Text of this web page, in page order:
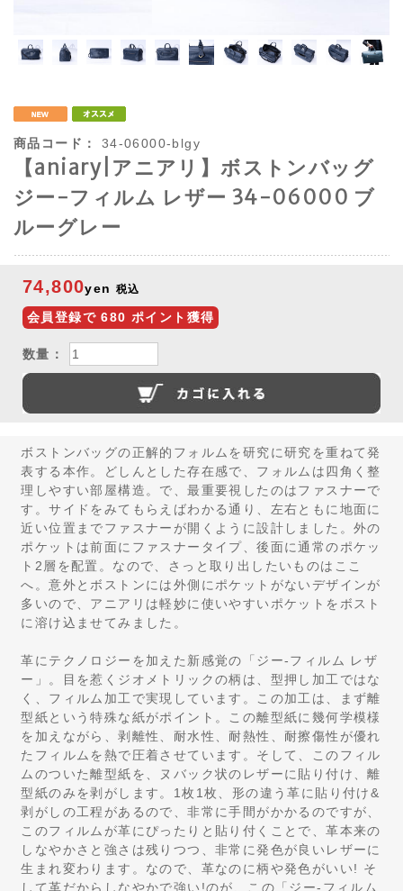
商品コード： 34-06000-blgy
【aniary|アニアリ】ボストンバッグ
ジー-フィルム レザー 34-06000 ブ
ルーグレー
74,800yen 税込
会員登録で680 ポイント獲得
数量：
ボストンバッグの正解的フォルムを研究に研究を重ねて発
表する本作。どしんとした存在感で、フォルムは四角く整
理しやすい部屋構造。で、最重要視したのはファスナーで
す。サイドをみてもらえばわかる通り、左右ともに地面に
近い位置までファスナーが開くように設計しました。外の
ポケットは前面にファスナータイプ、後面に通常のポケッ
ト2層を配置。なので、さっと取り出したいものはここ
へ。意外とボストンには外側にポケットがないデザインが
多いので、アニアリは軽妙に使いやすいポケットをボスト
に溶け込ませてみました。
革にテクノロジーを加えた新感覚の「ジー-フィルム レザ
ー」。目を惹くジオメトリックの柄は、型押し加工ではな
く、フィルム加工で実現しています。この加工は、まず離
型紙という特殊な紙がポイント。この離型紙に幾何学模様
を加えながら、剥離性、耐水性、耐熱性、耐擦傷性が優れ
たフィルムを熱で圧着させています。そして、このフィル
ムのついた離型紙を、ヌバック状のレザーに貼り付け、離
型紙のみを剥がします。1枚1枚、形の違う革に貼り付け&
剥がしの工程があるので、非常に手間がかかるのですが、
このフィルムが革にぴったりと貼り付くことで、革本来の
しなやかさと強さは残りつつ、非常に発色が良いレザーに
生まれ変わります。なので、革なのに柄や発色がいい! そ
して革だからしなやかで強い!のが、この「ジー-フィルム